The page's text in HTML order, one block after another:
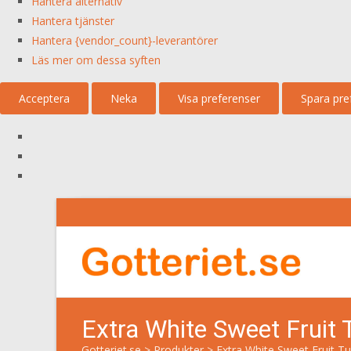
Hantera tjänster
Hantera {vendor_count}-leverantörer
Läs mer om dessa syften
Acceptera Neka Visa preferenser Spara
Extra White Sweet Fruit